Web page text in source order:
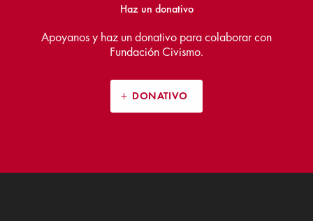
Haz un donativo
Apoyanos y haz un donativo para colaborar con
Fundación Civismo.
DONATIVO